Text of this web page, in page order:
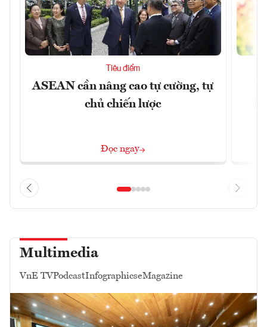
Tiêu điểm
ASEAN cần nâng cao tự cường, tự
chủ chiến lược
Đọc ngay
Multimedia
VnE TVPodcastInfographicseMagazine